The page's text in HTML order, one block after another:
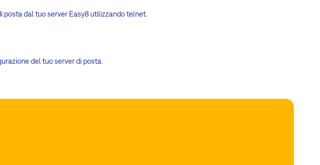
dal tuo server Easy8 utilizzando telnet.
del tuo server di posta.